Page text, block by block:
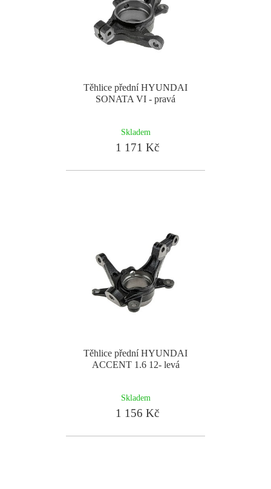
Těhlice přední HYUNDAI
SONATA VI - pravá
Skladem
1 171 Kč
Těhlice přední HYUNDAI
ACCENT 1.6 12- levá
Skladem
1 156 Kč